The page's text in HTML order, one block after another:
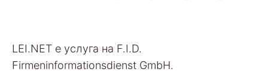
LEI.NET е услуга на F.I.D.
Firmeninformationsdienst GmbH.